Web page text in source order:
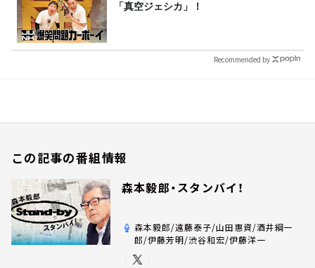
「真空ジェシカ」！
Recommended by
この記事の番組情報
森本毅郎・スタンバイ！
森本毅郎/遠藤泰子/山田惠資/酒井綱一
郎/伊藤芳明/渋谷和宏/伊藤洋一